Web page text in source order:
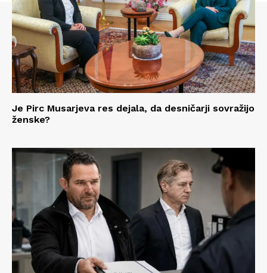
Je Pirc Musarjeva res dejala, da desničarji sovražijo
ženske?